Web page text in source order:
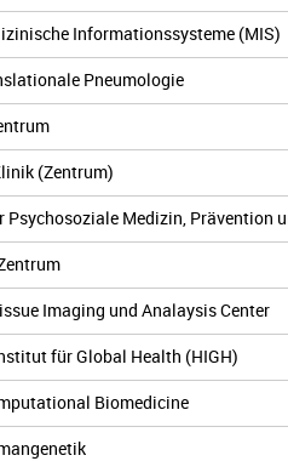
Informationssysteme (MIS)
Pneumologie
(Zentrum)
Psychosoziale Medizin, Prävention
Imaging und Analaysis Center
für Global Health (HIGH)
Biomedicine